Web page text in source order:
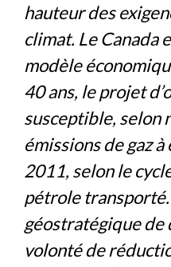
hauteur des
climat. Le Canada
modèle
40 ans, le projet
susceptible, selon
émissions de gaz
2011, selon le
pétrole
géostratégique de
volonté de